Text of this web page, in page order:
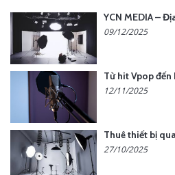
09/12/2025
12/11/2025
27/10/2025